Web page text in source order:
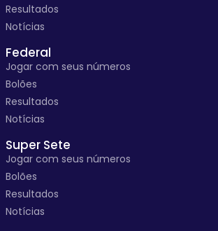
Resultados
Notícias
Federal
Jogar com seus números
Bolões
Resultados
Notícias
Super Sete
Jogar com seus números
Bolões
Resultados
Notícias